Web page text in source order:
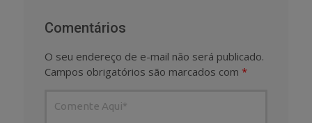
Comentários
O seu endereço de e-mail não será publicado.
Campos obrigatórios são marcados com *